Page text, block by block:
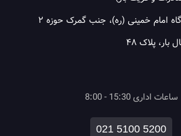
آدرس: فرودگاه امام خمینی (ره)، جنب گمرک حوزه ۲
بار، پلاک ۴۸
ساعات اداری 15:30 - 8:00
021 5100 5200